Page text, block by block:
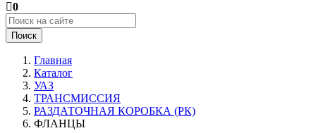
0
Поиск
Главная
Каталог
УАЗ
ТРАНСМИССИЯ
РАЗДАТОЧНАЯ КОРОБКА (РК)
ФЛАНЦЫ